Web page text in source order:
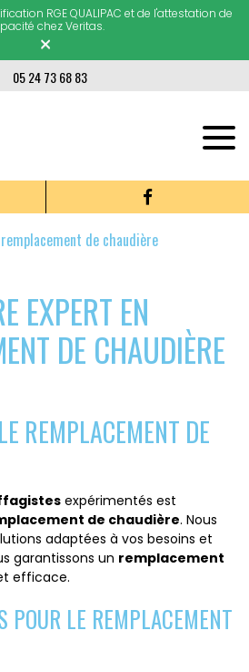
RGE QUALIPAC et de l'attestation de
chez Veritas.
×
05 24 73 68 83
remplacement de chaudière
EXPERT EN
DE CHAUDIÈRE
REMPLACEMENT DE
expérimentés est
de chaudière. Nous
adaptées à vos besoins et
garantissons un remplacement
efficace.
POUR LE REMPLACEMENT